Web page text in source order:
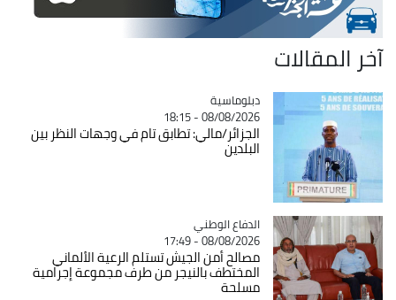
آخر المقالات
Catégorie
دبلوماسية
08/08/2026 - 18:15
الجزائر/مالي: تطابق تام في وجهات النظر بين
البلدين
Catégorie
الدفاع الوطني
08/08/2026 - 17:49
مصالح أمن الجيش تستلم الرعية الألماني
المختطف بالنيجر من طرف مجموعة إجرامية
مسلحة